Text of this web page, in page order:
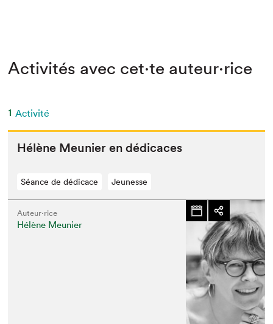
Activités avec cet·te auteur·rice
1 Activité
Hélène Meu­nier en dédicaces
Séance de dédicace Jeunesse
Auteur·rice
Hélène Meunier